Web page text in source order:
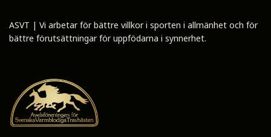
ASVT | Vi arbetar för bättre villkor i sporten i allmänhet och för
bättre förutsättningar för uppfödarna i synnerhet.